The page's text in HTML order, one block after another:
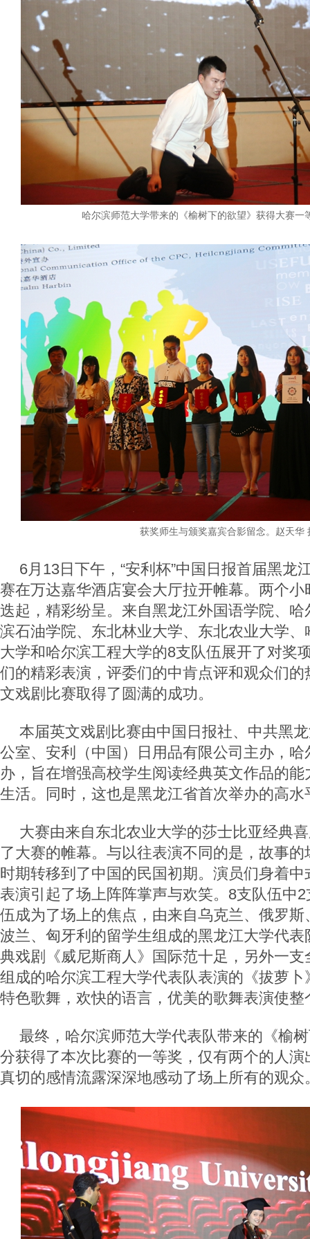
哈尔滨师范大学带来的《榆树下的欲望》获得大赛一
获奖师生与颁奖嘉宾合影留念。赵天华
6月13日下午，“安利杯”中国日报首届黑龙
赛在万达嘉华酒店宴会大厅拉开帷幕。两个
迭起，精彩纷呈。来自黑龙江外国语学院、
滨石油学院、东北林业大学、东北农业大学
大学和哈尔滨工程大学的8支队伍展开了对奖
们的精彩表演，评委们的中肯点评和观众们
文戏剧比赛取得了圆满的成功。
本届英文戏剧比赛由中国日报社、中共黑
公室、安利（中国）日用品有限公司主办，
办，旨在增强高校学生阅读经典英文作品的
生活。同时，这也是黑龙江省首次举办的高
大赛由来自东北农业大学的莎士比亚经典
了大赛的帷幕。与以往表演不同的是，故事
时期转移到了中国的民国初期。演员们身着
表演引起了场上阵阵掌声与欢笑。8支队伍中
伍成为了场上的焦点，由来自乌克兰、俄罗
波兰、匈牙利的留学生组成的黑龙江大学代
典戏剧《威尼斯商人》国际范十足，另外一
组成的哈尔滨工程大学代表队表演的《拔萝
特色歌舞，欢快的语言，优美的歌舞表演使
最终，哈尔滨师范大学代表队带来的《榆
分获得了本次比赛的一等奖，仅有两个的人
真切的感情流露深深地感动了场上所有的观众